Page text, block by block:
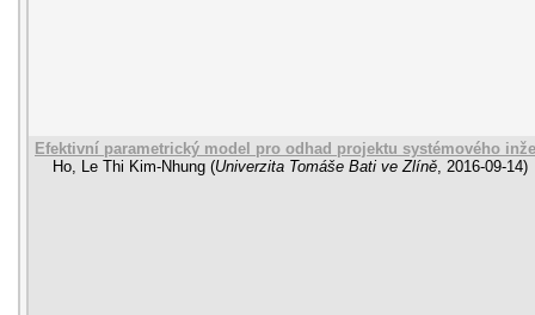
Efektivní parametrický model pro odhad projektu systémového
Ho, Le Thi Kim-Nhung (Univerzita Tomáše Bati ve Zlíně, 2016-09-14)